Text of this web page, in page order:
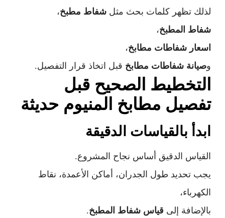
لذلك تظهر كلمات بحث مثل شفاط مطبخ،
شفاط المطبخ،
اسعار شفاطات مطابخ،
وصيانة شفاطات مطابخ قبل اتخاذ قرار التفصيل.
التخطيط الصحيح قبل
تفصيل مطابخ المنيوم حديثة
ابدأ بالقياسات الدقيقة
القياس الدقيق أساس نجاح المشروع.
يجب تحديد طول الجدران، أماكن الأعمدة، نقاط
الكهرباء،
بالإضافة إلى قياس شفاط المطبخ.